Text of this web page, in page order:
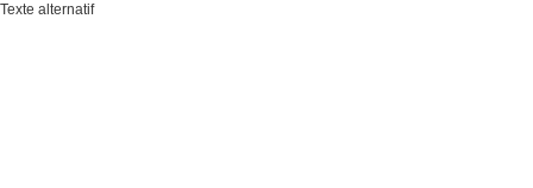
Texte alternatif